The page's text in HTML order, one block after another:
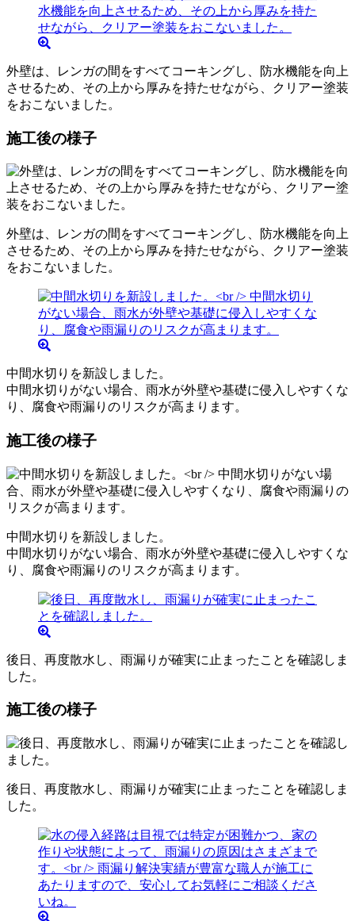
外壁は、レンガの間をすべてコーキングし、防水機能を向上
させるため、その上から厚みを持たせながら、クリアー塗装
をおこないました。
施工後の様子
外壁は、レンガの間をすべてコーキングし、防水機能を向上
させるため、その上から厚みを持たせながら、クリアー塗装
をおこないました。
中間水切りを新設しました。
中間水切りがない場合、雨水が外壁や基礎に侵入しやすくな
り、腐食や雨漏りのリスクが高まります。
施工後の様子
中間水切りを新設しました。
中間水切りがない場合、雨水が外壁や基礎に侵入しやすくな
り、腐食や雨漏りのリスクが高まります。
後日、再度散水し、雨漏りが確実に止まったことを確認しま
した。
施工後の様子
後日、再度散水し、雨漏りが確実に止まったことを確認しま
した。